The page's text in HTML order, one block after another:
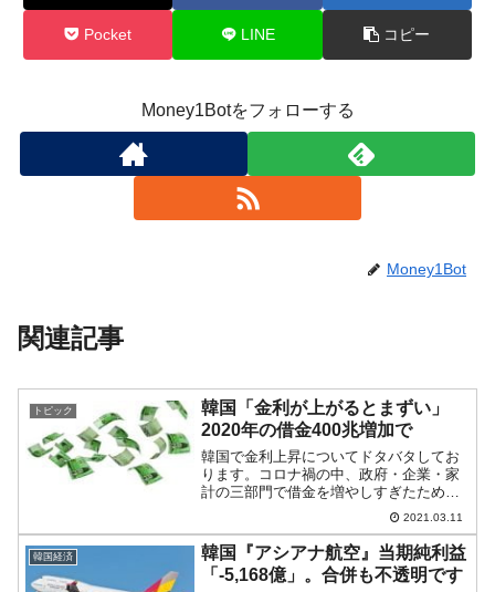
Pocket LINE コピー
Money1Botをフォローする
Money1Bot
関連記事
トピック
韓国「金利が上がるとまずい」
2020年の借金400兆増加で
韓国で金利上昇についてドタバタしてお
ります。コロナ禍の中、政府・企業・家
計の三部門で借金を増やしすぎたため、
ここで金利が上昇すると大変なことにな
るからです。まず韓国三部門の2020年の
借金増を簡単にまとめますと、以下のよ
うになります。政府負...
2021.03.11
韓国経済
韓国『アシアナ航空』当期純利益
「-5,168億」。合併も不透明です